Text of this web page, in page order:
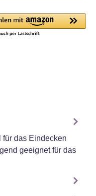
für das Eindecken
geeignet für das